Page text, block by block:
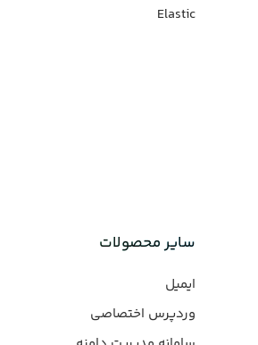
Elastic
سایر محصولات
ایمیل
وردپرس‌ اختصاصی